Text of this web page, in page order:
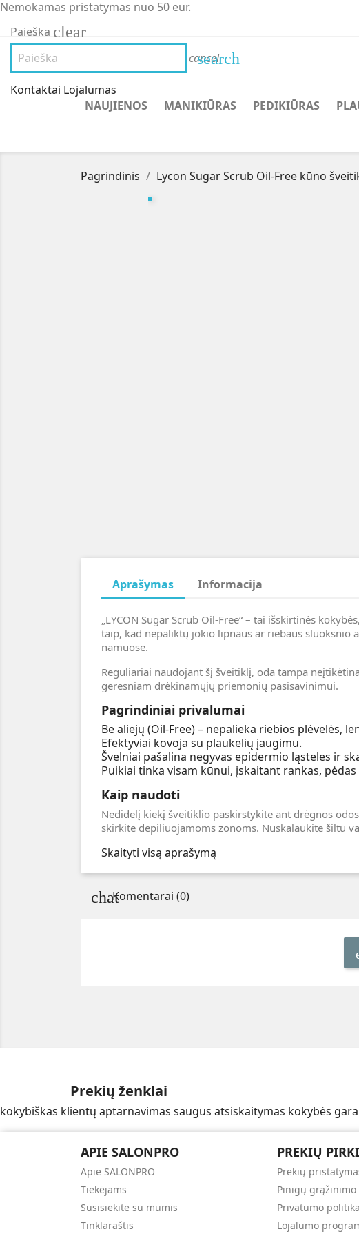
Nemokamas pristatymas nuo 50 eur.
Paieška clear
search
cancel
Kontaktai Lojalumas
NAUJIENOS MANIKIŪRAS PEDIKIŪRAS
Pagrindinis Lycon Sugar Scrub Oil-Free kūno
Aprašymas Informacija
„LYCON Sugar Scrub Oil-Free“ – tai išskirtinės
taip, kad nepaliktų jokio lipnaus ar riebaus sluoksnio
namuose.
Reguliariai naudojant šį šveitiklį, oda tampa
geresniam drėkinamųjų priemonių pasisavinimui.
Pagrindiniai privalumai
Be aliejų (Oil-Free) – nepalieka riebios plėvelės,
Efektyviai kovoja su plaukelių įaugimu.
Švelniai pašalina negyvas epidermio ląsteles ir
Puikiai tinka visam kūnui, įskaitant rankas,
Kaip naudoti
Nedidelį kiekį šveitiklio paskirstykite ant drėgnos
skirkite depiliuojamoms zonoms. Nuskalaukite šiltu
Skaityti visą aprašymą
Komentarai (0)
Prekių ženklai
kokybiškas klientų aptarnavimas saugus atsiskaitymas kokybės
APIE SALONPRO
Apie SALONPRO
Tiekėjams
Susisiekite su mumis
Tinklaraštis
PREKIŲ
Prekių
Pinigų
Privatumo politika
Lojalumo